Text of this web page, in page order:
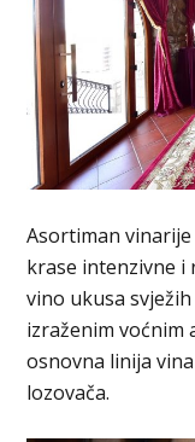
Asortiman
krase intenzivne i
vino ukusa
izraženim voćnim
osnovna linija
lozovača.